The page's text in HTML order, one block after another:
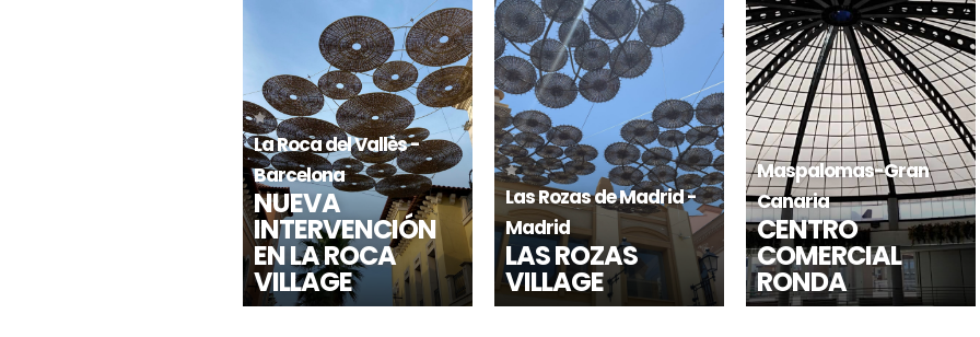
Cagnes-sur-Mer
(Francia)
C CÍAL
POLYGONE
RIVIERA
Viladecans-Barcelona
VILADECANS THE
STYLE OUTLETS
Barcelona
LA MAQUINISTA
SHOPPING
CENTER